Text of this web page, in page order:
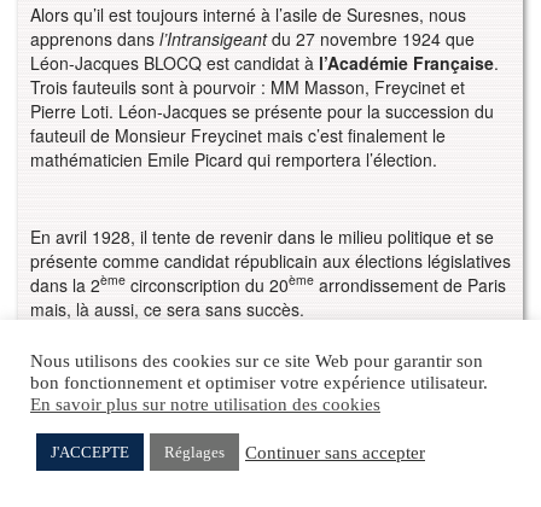
Alors qu’il est toujours interné à l’asile de Suresnes, nous
apprenons dans l’Intransigeantdu 27 novembre 1924 que
Léon-Jacques BLOCQ est candidat à l’Académie Française.
Trois fauteuils sont à pourvoir : MM Masson, Freycinet et
Pierre Loti. Léon-Jacques se présente pour la succession du
fauteuil de Monsieur Freycinet mais c’est finalement le
mathématicien Emile Picard qui remportera l’élection.
En avril 1928, il tente de revenir dans le milieu politique et se
présente comme candidat républicain aux élections législatives
dans la 2ème circonscription du 20ème arrondissement de Paris
mais, là aussi, ce sera sans succès.
nouvelle activité professionnelle : sur sa carte d’électeur de
1938, nous apprenons qu’il estpublicisteet qu’il demeure 26
avenue Montaigne dans le 8èmearrondissement de Paris. Sa
santé est fragile et, alors qu’il a cinquante ans, il est soigné
pour une septicémie, une pleurésie purulente et une
Nous utilisons des cookies sur ce site Web pour garantir son
bon fonctionnement et optimiser votre expérience utilisateur.
En savoir plus sur notre utilisation des cookies
J'ACCEPTE Réglages Continuer sans accepter